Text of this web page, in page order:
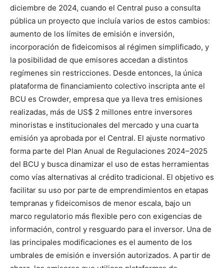
diciembre de 2024, cuando el Central puso a consulta
pública un proyecto que incluía varios de estos cambios:
aumento de los límites de emisión e inversión,
incorporación de fideicomisos al régimen simplificado, y
la posibilidad de que emisores accedan a distintos
regímenes sin restricciones. Desde entonces, la única
plataforma de financiamiento colectivo inscripta ante el
BCU es Crowder, empresa que ya lleva tres emisiones
realizadas, más de US$ 2 millones entre inversores
minoristas e institucionales del mercado y una cuarta
emisión ya aprobada por el Central. El ajuste normativo
forma parte del Plan Anual de Regulaciones 2024–2025
del BCU y busca dinamizar el uso de estas herramientas
como vías alternativas al crédito tradicional. El objetivo es
facilitar su uso por parte de emprendimientos en etapas
tempranas y fideicomisos de menor escala, bajo un
marco regulatorio más flexible pero con exigencias de
información, control y resguardo para el inversor. Una de
las principales modificaciones es el aumento de los
umbrales de emisión e inversión autorizados. A partir de